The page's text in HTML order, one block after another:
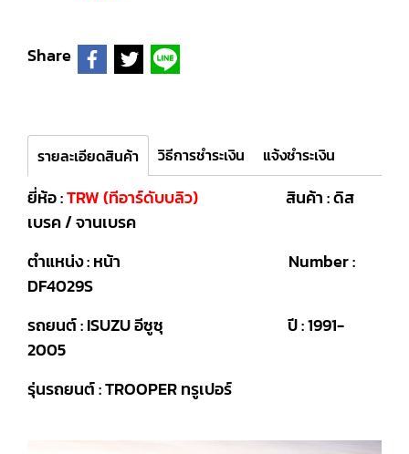
Share
รายละเอียดสินค้า วิธีการชำระเงิน แจ้งชำระเงิน
ยี่ห้อ :TRW (ทีอาร์ดับบลิว) สินค้า : ดิส
เบรค / จานเบรค
ตำแหน่ง : หน้า Number :
DF4029S
รถยนต์ : ISUZU อีซูซุ ปี : 1991-
2005
รุ่นรถยนต์ : TROOPER ทรูเปอร์